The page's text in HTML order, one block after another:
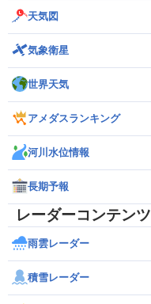
天気図
気象衛星
世界天気
アメダスランキング
河川水位情報
長期予報
レーダーコンテンツ
雨雲レーダー
積雪レーダー